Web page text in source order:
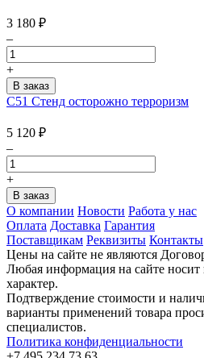
3 180 ₽
–
+
C51 Стенд осторожно терроризм
5 120 ₽
–
+
О компании Новости Работа у нас
Оплата Доставка Гарантия
Поставщикам Реквизиты Контакты
Цены на сайте не являются
Любая информация на сайте
характер.
Подтверждение стоимости и
варианты применений товара
специалистов.
Политика конфиденциальности